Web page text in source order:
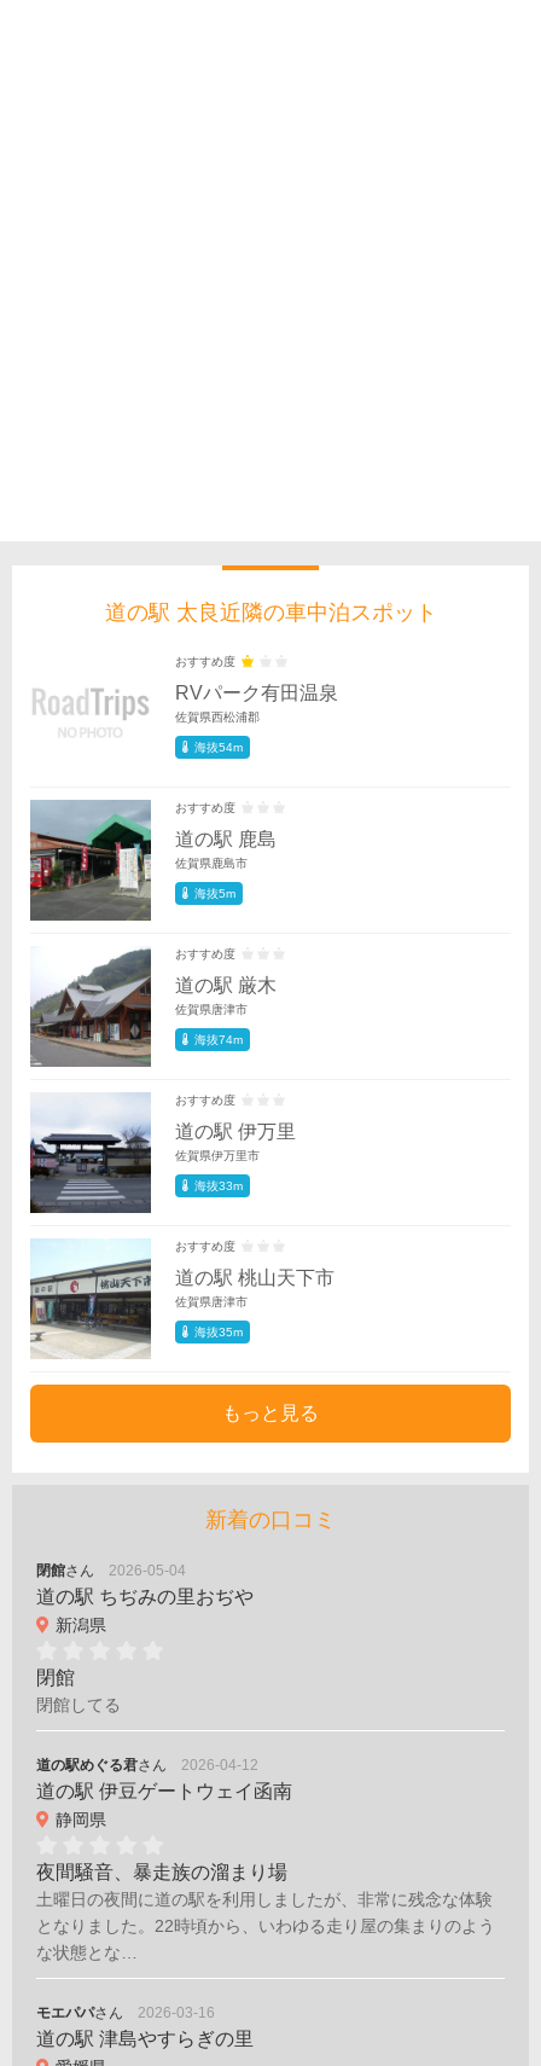
道の駅 太良近隣の車中泊スポット
おすすめ度
RVパーク有田温泉
佐賀県西松浦郡
海抜54m
おすすめ度
道の駅 鹿島
佐賀県鹿島市
海抜5m
おすすめ度
道の駅 厳木
佐賀県唐津市
海抜74m
おすすめ度
道の駅 伊万里
佐賀県伊万里市
海抜33m
おすすめ度
道の駅 桃山天下市
佐賀県唐津市
海抜35m
もっと見る
新着の口コミ
閉館さん 2026-05-04
道の駅 ちぢみの里おぢや
新潟県
閉館
閉館してる
道の駅めぐる君さん 2026-04-12
道の駅 伊豆ゲートウェイ函南
静岡県
夜間騒音、暴走族の溜まり場
土曜日の夜間に道の駅を利用しましたが、非常に残念な体験
となりました。22時頃から、いわゆる走り屋の集まりのよう
な状態とな…
モエパパさん 2026-03-16
道の駅 津島やすらぎの里